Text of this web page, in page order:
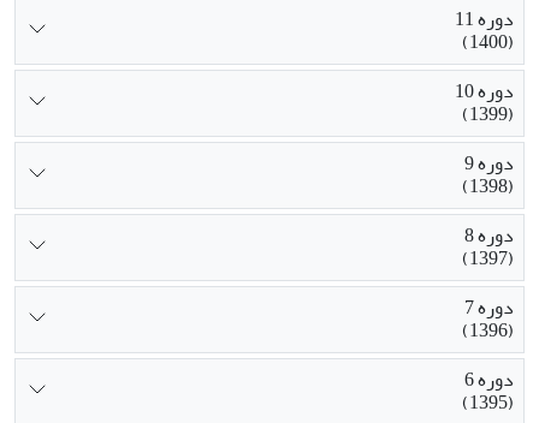
دوره 11
(1400)
دوره 10
(1399)
دوره 9
(1398)
دوره 8
(1397)
دوره 7
(1396)
دوره 6
(1395)